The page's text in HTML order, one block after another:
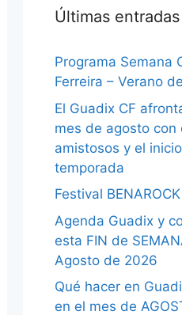
Últimas entradas
Programa Semana
Ferreira – Verano
El Guadix CF
mes de agosto con
amistosos y el
temporada
Festival
Agenda Guadix y
esta FIN de
Agosto de 2026
Qué hacer en
en el mes de